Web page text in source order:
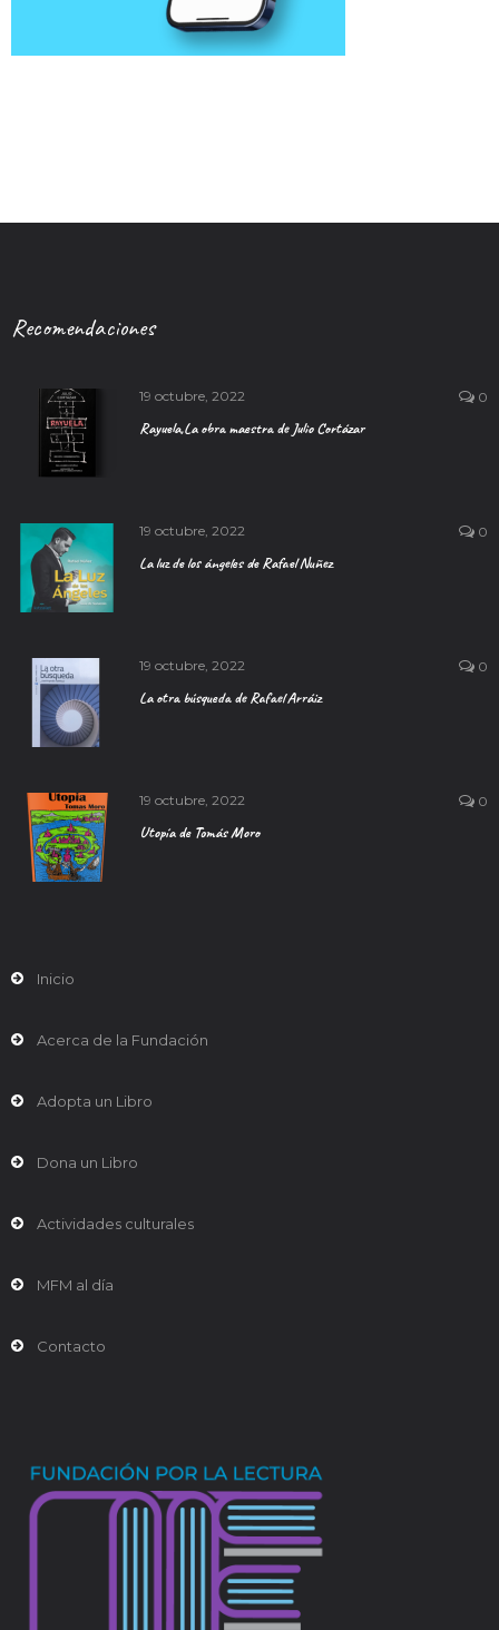
Recomendaciones
19 octubre, 2022 0
Rayuela,La obra maestra de Julio Cortázar
19 octubre, 2022 0
La luz de los ángeles de Rafael Nuñez
19 octubre, 2022 0
La otra búsqueda de Rafael Arráiz
19 octubre, 2022 0
Utopía de Tomás Moro
Inicio
Acerca de la Fundación
Adopta un Libro
Dona un Libro
Actividades culturales
MFM al día
Contacto